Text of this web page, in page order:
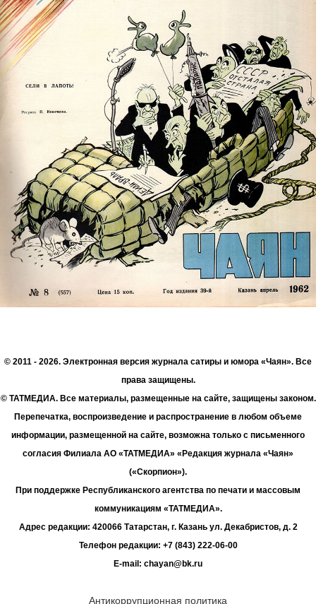
© 2011 - 2026. Электронная версия журнала сатиры и юмора «Чаян». Все
права защищены.
© ТАТМЕДИА. Все материалы, размещенные на сайте, защищены законом.
Перепечатка, воспроизведение и распространение в любом объеме
информации, размещенной на сайте, возможна только с письменного
согласия Филиала АО «ТАТМЕДИА» «Редакция журнала «Чаян»
(«Скорпион»).
При поддержке Республиканского агентства по печати и массовым
коммуникациям «ТАТМЕДИА».
Адрес редакции: 420066 Татарстан, г. Казань ул. Декабристов, д. 2
Телефон редакции: +7 (843) 222-06-00
E-mail: chayan@bk.ru
Антикоррупционная политика